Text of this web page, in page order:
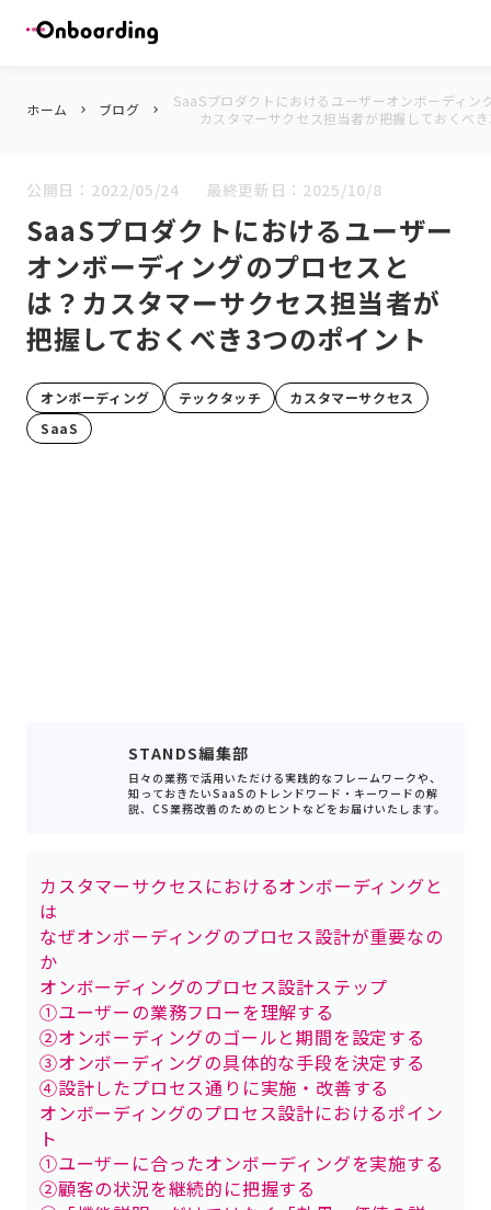
ホーム keyboard_arrow_right ブログ keyboard_arrow_right
SaaSプロダクトにおけるユーザーオンボーディン
カスタマーサクセス担当者が把握しておくべ
公開日： 2022/05/24 最終更新日： 2025/10/8
SaaSプロダクトにおけるユーザー
オンボーディングのプロセスと
は？カスタマーサクセス担当者が
把握しておくべき3つのポイント
オンボーディング テックタッチ
カスタマーサクセス
SaaS
STANDS編集部
日々の業務で活用いただける実践的なフレームワークや、
知っておきたいSaaSのトレンドワード・キーワードの解
説、CS業務改善のためのヒントなどをお届けいたします。
カスタマーサクセスにおけるオンボーディングと
は
なぜオンボーディングのプロセス設計が重要なの
か
オンボーディングのプロセス設計ステップ
①ユーザーの業務フローを理解する
②オンボーディングのゴールと期間を設定する
③オンボーディングの具体的な手段を決定する
④設計したプロセス通りに実施・改善する
オンボーディングのプロセス設計におけるポイン
ト
①ユーザーに合ったオンボーディングを実施する
②顧客の状況を継続的に把握する